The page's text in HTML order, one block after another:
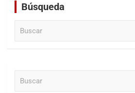
Búsqueda